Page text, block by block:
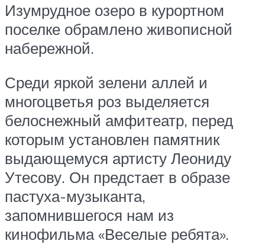
Изумрудное озеро в курортном
поселке обрамлено живописной
набережной.
Среди яркой зелени аллей и
многоцветья роз выделяется
белоснежный амфитеатр, перед
которым установлен памятник
выдающемуся артисту Леониду
Утесову. Он предстает в образе
пастуха-музыканта,
запомнившегося нам из
кинофильма «Веселые ребята».